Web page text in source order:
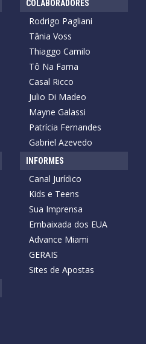
COLABORADORES
Rodrigo Pagliani
Tânia Voss
Thiaggo Camilo
Tô Na Fama
Casal Ricco
Julio Di Madeo
Mayne Galassi
Patrícia Fernandes
Gabriel Azevedo
INFORMES
Canal Jurídico
Kids e Teens
Sua Imprensa
Embaixada dos EUA
Advance Miami
GERAIS
Sites de Apostas